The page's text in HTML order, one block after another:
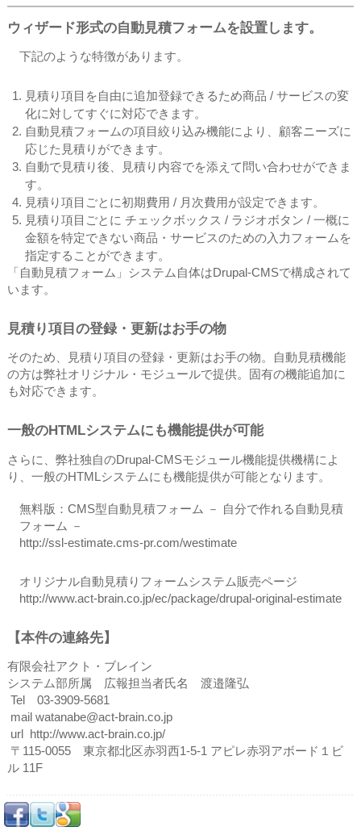
ウィザード形式の自動見積フォームを設置します。
下記のような特徴があります。
見積り項目を自由に追加登録できるため商品 / サービスの変
化に対してすぐに対応できます。
自動見積フォームの項目絞り込み機能により、顧客ニーズに
応じた見積りができます。
自動で見積り後、見積り内容でを添えて問い合わせができま
す。
見積り項目ごとに初期費用 / 月次費用が設定できます。
見積り項目ごとに チェックボックス / ラジオボタン / 一概に
金額を特定できない商品・サービスのための入力フォームを
指定することができます。
「自動見積フォーム」システム自体はDrupal-CMSで構成されて
います。
見積り項目の登録・更新はお手の物
そのため、見積り項目の登録・更新はお手の物。自動見積機能
の方は弊社オリジナル・モジュールで提供。固有の機能追加に
も対応できます。
一般のHTMLシステムにも機能提供が可能
さらに、弊社独自のDrupal-CMSモジュール機能提供機構によ
り、一般のHTMLシステムにも機能提供が可能となります。
無料版：CMS型自動見積フォーム － 自分で作れる自動見積
フォーム －
http://ssl-estimate.cms-pr.com/westimate
オリジナル自動見積りフォームシステム販売ページ
http://www.act-brain.co.jp/ec/package/drupal-original-estimate
【本件の連絡先】
有限会社アクト・ブレイン
システム部所属 広報担当者氏名 渡邉隆弘
Tel 03-3909-5681
mail watanabe@act-brain.co.jp
url http://www.act-brain.co.jp/
〒115-0055 東京都北区赤羽西1-5-1 アピレ赤羽アボード１ビ
ル 11F